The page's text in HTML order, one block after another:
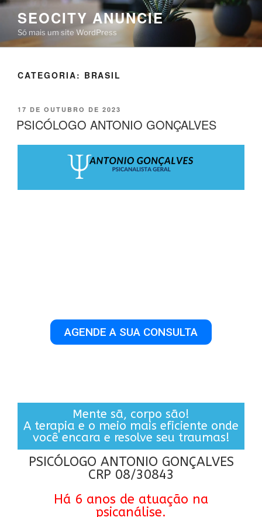
SEOCITY ANUNCIE
Só mais um site WordPress
CATEGORIA: BRASIL
17 DE OUTUBRO DE 2023
PSICÓLOGO ANTONIO GONÇALVES
AGENDE A SUA CONSULTA
Mente sã, corpo são!
A terapia e o meio mais eficiente onde
você encara e resolve seu traumas!
PSICÓLOGO ANTONIO GONÇALVES
CRP 08/30843
Há 6 anos de atuação na
psicanálise.